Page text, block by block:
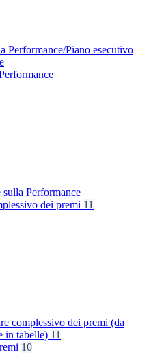
Performance/Piano esecutivo
sulla Performance
dei premi 11
complessivo dei premi (da
in tabelle) 11
10